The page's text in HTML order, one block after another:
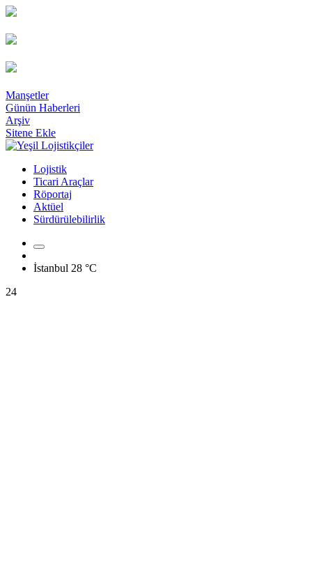
Manşetler
Günün Haberleri
Arşiv
Sitene Ekle
Lojistik
Ticari Araçlar
Röportaj
Aktüel
Sürdürülebilirlik
İstanbul 28 °C
24